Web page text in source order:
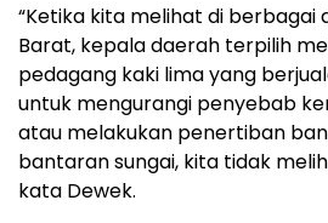
“Ketika kita melihat di berbagai
Barat, kepala daerah terpilih
pedagang kaki lima yang
untuk mengurangi penyebab
atau melakukan penertiban
bantaran sungai, kita tidak
kata Dewek.